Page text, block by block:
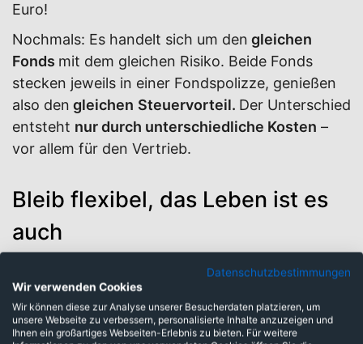
Euro!
Nochmals: Es handelt sich um den gleichen
Fonds mit dem gleichen Risiko. Beide Fonds
stecken jeweils in einer Fondspolizze, genießen
also den gleichen Steuervorteil. Der Unterschied
entsteht nur durch unterschiedliche Kosten –
vor allem für den Vertrieb.
Bleib flexibel, das Leben ist es
auch
Wenn du einen Vertrag mit Provision abschließt,
bekommen Berater*innen (Banken,
Versicherungen, freie Berater*innen), bei dem du
Datenschutzbestimmungen
Wir verwenden Cookies
Wir können diese zur Analyse unserer Besucherdaten platzieren, um
unsere Webseite zu verbessern, personalisierte Inhalte anzuzeigen und
Ihnen ein großartiges Webseiten-Erlebnis zu bieten. Für weitere